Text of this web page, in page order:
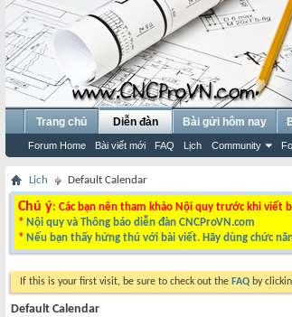
Trang chủ Diễn đàn
Forum Home Bài viết mới FAQ Lịch Community
Bài gửi hôm nay
Lịch Default Calendar
Chú ý: Các bạn nên tham khảo Nội quy trước khi viết
* Nội quy và Thông báo diễn đàn CNCProVN.com
* Nếu bạn thấy hứng thú với bài viết. Hãy dùng chức
If this is your first visit, be sure to check out the FAQ by
Default Calendar